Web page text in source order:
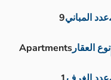
عدد المباني9
نوع العقارApartments